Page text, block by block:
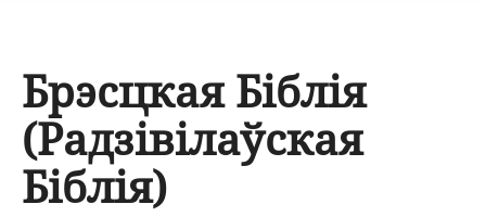
Брэсцкая Біблія
(Радзівілаўская
Біблія)